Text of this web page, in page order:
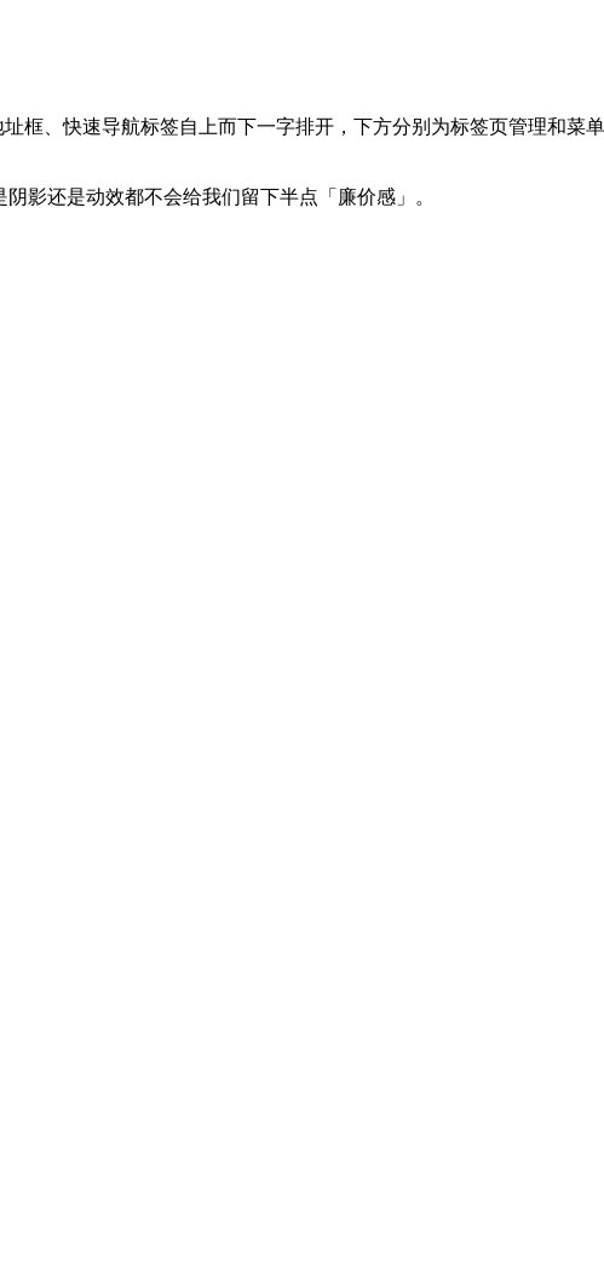
框、快速导航标签自上而下一字排开，下方分别为标签页管理和菜
影还是动效都不会给我们留下半点「廉价感」。